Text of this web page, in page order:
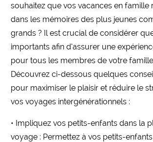
souhaitez que vos vacances en famille
dans les mémoires des plus jeunes
grands ? Il est crucial de considérer
importants afin d’assurer une
pour tous les membres de votre
Découvrez ci-dessous quelques
pour maximiser le plaisir et réduire le
vos voyages intergénérationnels :
• Impliquez vos petits-enfants dans la
voyage : Permettez à vos petits-